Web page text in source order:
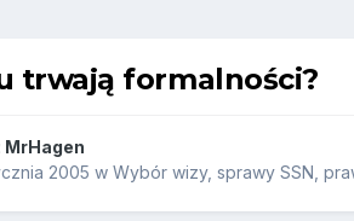
trwają formalności?
MrHagen
2005 w Wybór wizy, sprawy SSN,